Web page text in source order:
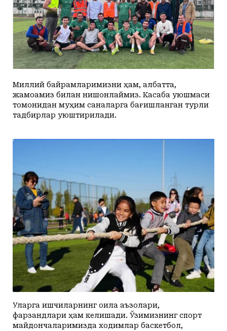
Миллий байрамларимизни ҳам, албатта,
жамоамиз билан нишонлаймиз. Касаба уюшмаси
томонидан муҳим саналарга бағишланган турли
тадбирлар уюштирилади.
Уларга ишчиларнинг оила аъзолари,
фарзандлари ҳам келишади. Ўзимизнинг спорт
майдончаларимизда ходимлар баскетбол,